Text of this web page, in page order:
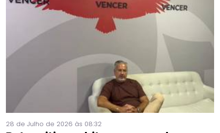
28 de Julho de 2026 às 08:32